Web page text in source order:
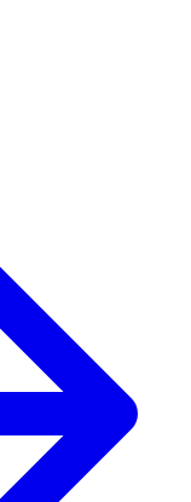
visas. Läs
efter 20
C).